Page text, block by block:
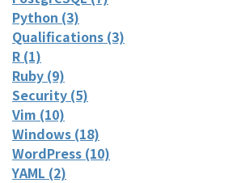
Python (3)
Qualifications (3)
R (1)
Ruby (9)
Security (5)
Vim (10)
Windows (18)
WordPress (10)
YAML (2)